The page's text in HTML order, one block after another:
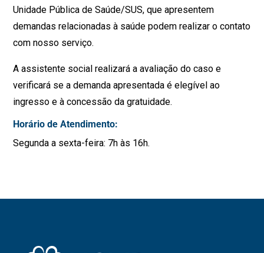
Unidade Pública de Saúde/SUS, que apresentem
demandas relacionadas à saúde podem realizar o contato
com nosso serviço.
A assistente social realizará a avaliação do caso e
verificará se a demanda apresentada é elegível ao
ingresso e à concessão da gratuidade.
Horário de Atendimento:
Segunda a sexta-feira: 7h às 16h.